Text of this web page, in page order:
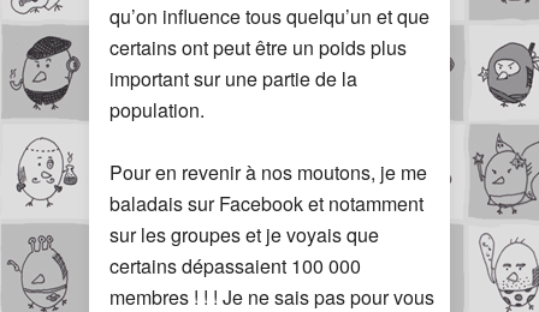
qu’on influence tous quelqu’un et que
certains ont peut être un poids plus
important sur une partie de la
population.
Pour en revenir à nos moutons, je me
baladais sur Facebook et notamment
sur les groupes et je voyais que
certains dépassaient 100 000
membres ! ! ! Je ne sais pas pour vous